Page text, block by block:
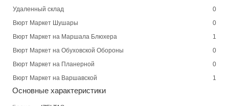
Удаленный склад
0
Вюрт Маркет Шушары
0
Вюрт Маркет на Маршала Блюхера
1
Вюрт Маркет на Обуховской Обороны
0
Вюрт Маркет на Планерной
0
Вюрт Маркет на Варшавской
1
Основные характеристики